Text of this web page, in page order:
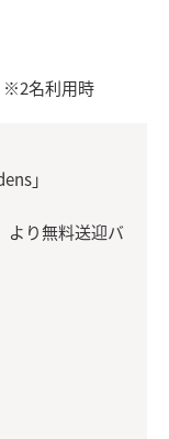
※2名利用時
」
より無料送迎バ